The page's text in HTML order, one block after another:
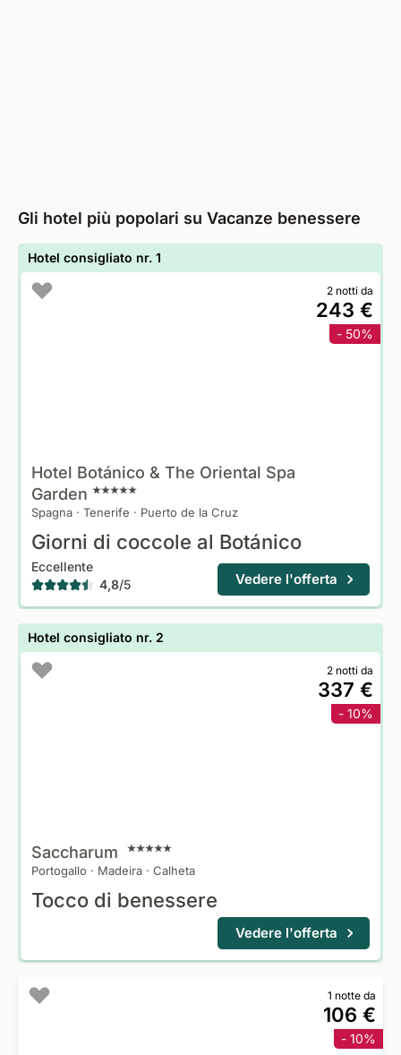
Gli hotel più popolari su Vacanze benessere
Hotel consigliato nr. 1
2 notti da
243 €
- 50%
Hotel Botánico & The Oriental Spa
Garden
Spagna · Tenerife · Puerto de la Cruz
Giorni di coccole al Botánico
Eccellente
4,8/5 Vedere l'offerta
Hotel consigliato nr. 2
2 notti da
337 €
- 10%
Saccharum
Portogallo · Madeira · Calheta
Tocco di benessere
Vedere l'offerta
1 notte da
106 €
- 10%